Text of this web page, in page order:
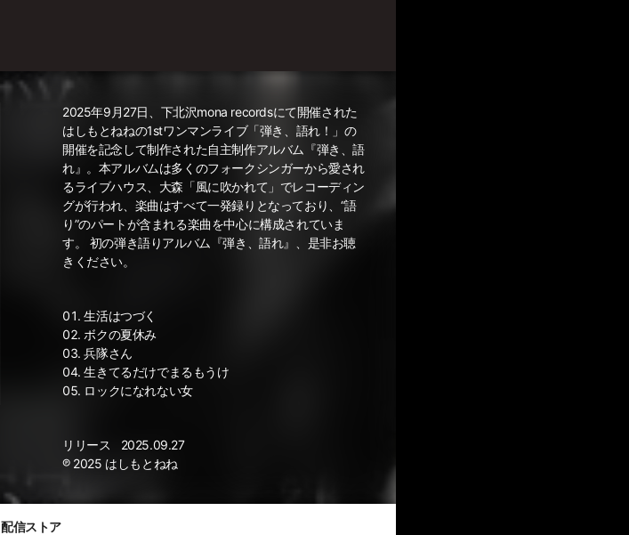
2025年9月27日、下北沢mona recordsにて開催された
はしもとねねの1stワンマンライブ「弾き、語れ！」の
開催を記念して制作された自主制作アルバム『弾き、語
れ』。本アルバムは多くのフォークシンガーから愛され
るライブハウス、大森「風に吹かれて」でレコーディン
グが行われ、楽曲はすべて一発録りとなっており、“語
り”のパートが含まれる楽曲を中心に構成されていま
す。 初の弾き語りアルバム『弾き、語れ』、是非お聴
きください。
生活はつづく
ボクの夏休み
兵隊さん
生きてるだけでまるもうけ
ロックになれない女
リリース
2025.09.27
℗ 2025 はしもとねね
配信ストア